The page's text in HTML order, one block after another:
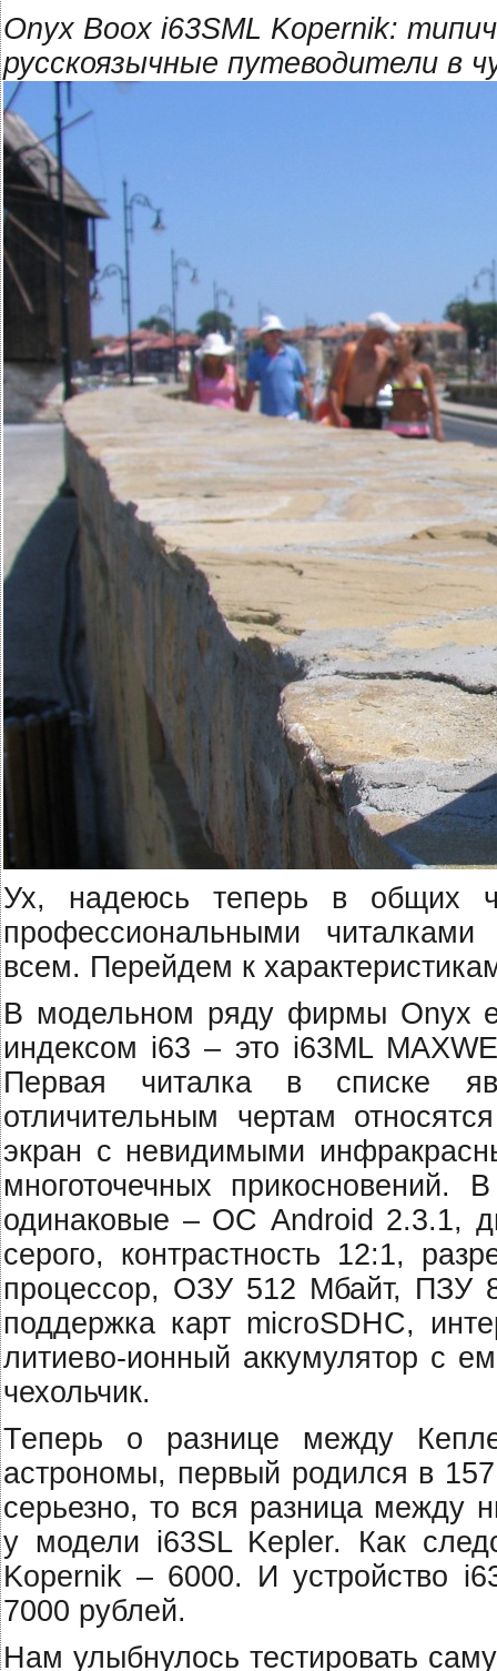
Onyx Boox i63SML Kopernik:
русскоязычные путеводители в
Ух, надеюсь теперь в общих
профессиональными
всем. Перейдем к
В модельном ряду фирмы Onyx
индексом i63 – это i63ML
Первая читалка в списке
отличительным чертам
экран с невидимыми
многоточечных
одинаковые – ОС Android 2.3.1,
серого, контрастность 12:1,
процессор, ОЗУ 512 Мбайт, ПЗУ
поддержка карт microSDHC,
литиево-ионный аккумулятор с
чехольчик.
Теперь о разнице между
астрономы, первый родился в
серьезно, то вся разница между
у модели i63SL Kepler. Как
Kopernik – 6000. И устройство
7000 рублей.
Нам улыбнулось тестировать